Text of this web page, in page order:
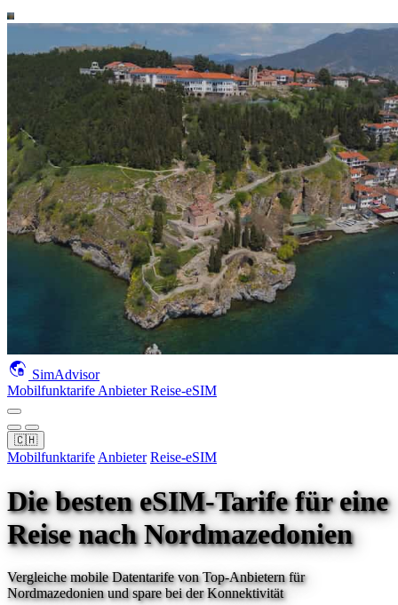
SimAdvisor
Mobilfunktarife AnbieterReise-eSIM
🇨🇭
Mobilfunktarife Anbieter Reise-eSIM
Die besten eSIM-Tarife für eine
Reisenach Nordmazedonien
Vergleiche mobile Datentarife von Top-Anbietern für
Nordmazedonienund spare bei der Konnektivität